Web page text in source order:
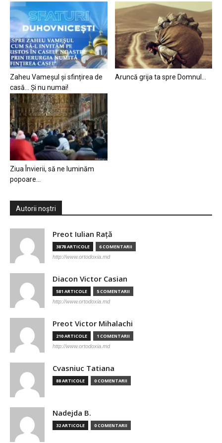
Zaheu Vameșul și sfințirea de
casă… Și nu numai!
Aruncă grija ta spre Domnul…
Ziua Învierii, să ne luminăm
popoare…
Autorii noștri
Preot Iulian Raţă
3878 ARTICOLE 6 COMENTARII
http://www.ortodoxia.md
Diacon Victor Casian
581 ARTICOLE 5 COMENTARII
http://www.ortodoxia.md
Preot Victor Mihalachi
210 ARTICOLE 1 COMENTARII
http://www.ortodoxia.md
Cvasniuc Tatiana
88 ARTICOLE 0 COMENTARII
Nadejda B.
32 ARTICOLE 0 COMENTARII